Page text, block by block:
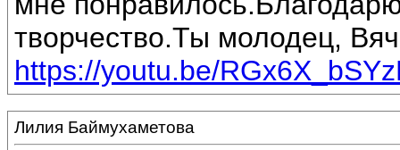
творчество.Ты молодец,
https://youtu.be/
Лилия Баймухаметова